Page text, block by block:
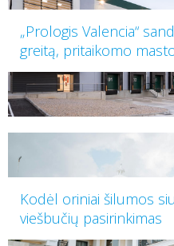
„Prologis Valencia“
greitą, pritaikomo
Kodėl oriniai šilumos
viešbučių pasirinkimas